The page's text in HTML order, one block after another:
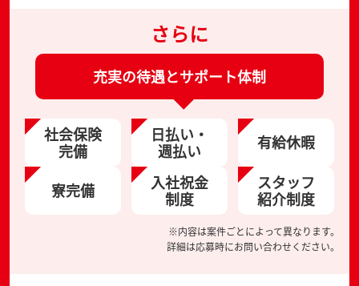
さらに
充実の待遇とサポート体制
社会保険
完備
日払い・
週払い 有給休暇
寮完備 入社祝金
制度
スタッフ
紹介制度
※内容は案件ごとによって異なります。
詳細は応募時にお問い合わせください。